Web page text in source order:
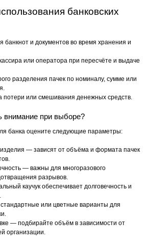
банковских
банкнот и документов во время хранения и
или оператора при пересчёте и выдаче
разделения пачек по номиналу, сумме или
потери или смешивания денежных средств.
внимание при выборе?
банка оцените следующие параметры:
— зависят от объёма и формата пачек
— важны для многоразового
разрывов.
каучук обеспечивает долговечность и
или цветные варианты для
— подбирайте объём в зависимости от
организации.